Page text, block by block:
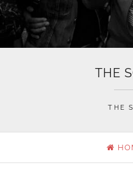
THE
THE